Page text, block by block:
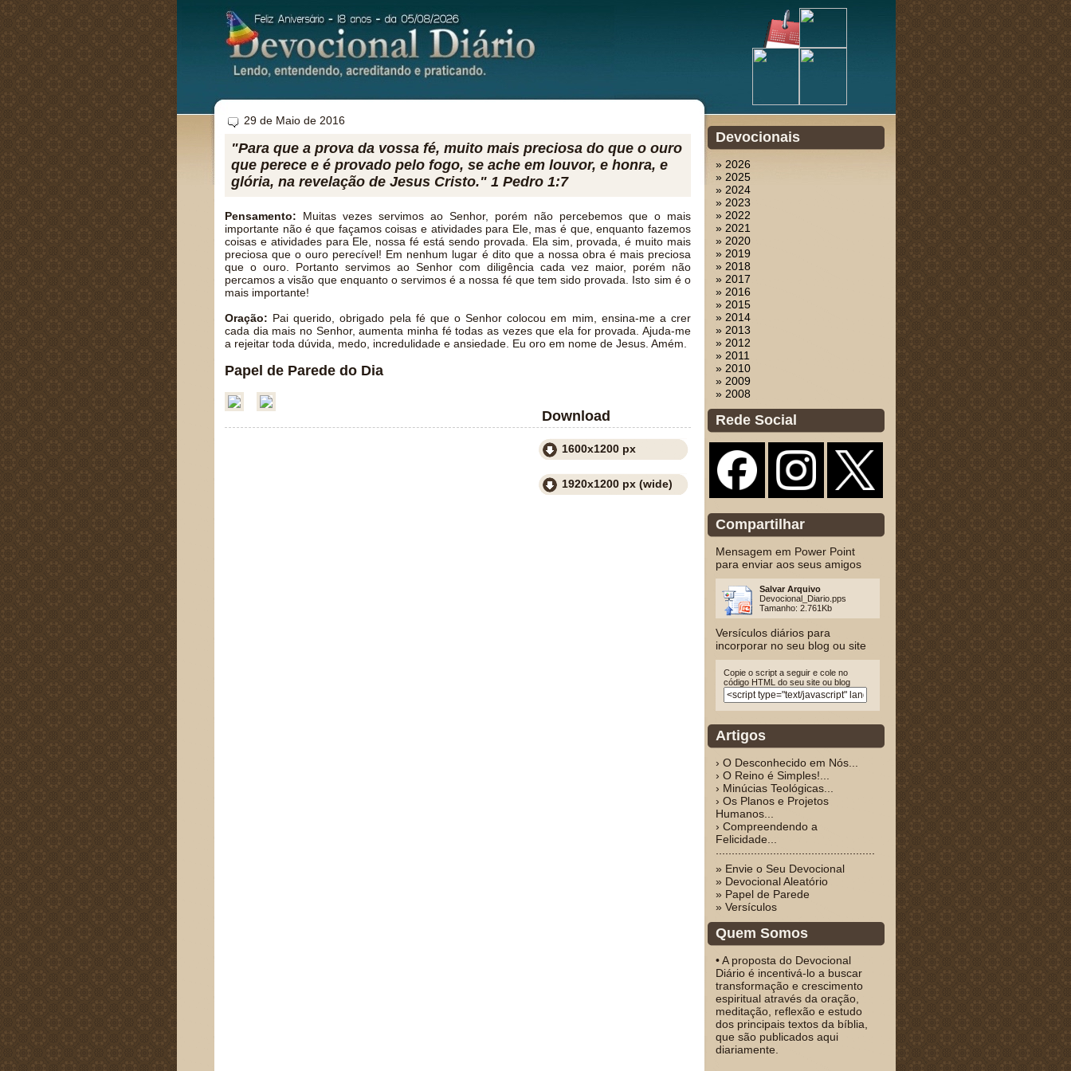
29 de Maio de 2016
"Para que a prova da vossa fé, muito mais preciosa do que o ouro
que perece e é provado pelo fogo, se ache em louvor, e honra, e
glória, na revelação de Jesus Cristo." 1 Pedro 1:7
Pensamento: Muitas vezes servimos ao Senhor, porém não percebemos que o mais
importante não é que façamos coisas e atividades para Ele, mas é que, enquanto fazemos
coisas e atividades para Ele, nossa fé está sendo provada. Ela sim, provada, é muito mais
preciosa que o ouro perecível! Em nenhum lugar é dito que a nossa obra é mais preciosa
que o ouro. Portanto servimos ao Senhor com diligência cada vez maior, porém não
percamos a visão que enquanto o servimos é a nossa fé que tem sido provada. Isto sim é o
mais importante!
Oração: Pai querido, obrigado pela fé que o Senhor colocou em mim, ensina-me a crer
cada dia mais no Senhor, aumenta minha fé todas as vezes que ela for provada. Ajuda-me
a rejeitar toda dúvida, medo, incredulidade e ansiedade. Eu oro em nome de Jesus. Amém.
Papel de Parede do Dia
Download
1600x1200 px
1920x1200 px (wide)
Devocionais
» 2026
» 2025
» 2024
» 2023
» 2022
» 2021
» 2020
» 2019
» 2018
» 2017
» 2016
» 2015
» 2014
» 2013
» 2012
» 2011
» 2010
» 2009
» 2008
Rede Social
Compartilhar
Mensagem em Power Point
para enviar aos seus amigos
Salvar Arquivo
Devocional_Diario.pps
Tamanho: 2.761Kb
Versículos diários para
incorporar no seu blog ou site
Copie o script a seguir e cole no
código HTML do seu site ou blog
Artigos
› O Desconhecido em Nós...
› O Reino é Simples!...
› Minúcias Teológicas...
› Os Planos e Projetos
Humanos...
› Compreendendo a
Felicidade...
» Envie o Seu Devocional
» Devocional Aleatório
» Papel de Parede
» Versículos
Quem Somos
• A proposta do Devocional
Diário é incentivá-lo a buscar
transformação e crescimento
espiritual através da oração,
meditação, reflexão e estudo
dos principais textos da bíblia,
que são publicados aqui
diariamente.